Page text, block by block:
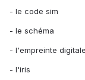
- le code sim
- le schéma
- l'empreinte digitale
- l'iris